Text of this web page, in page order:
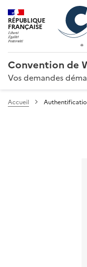
RÉPUBLIQUE
FRANÇAISE
Convention de
Vos demandes
Accueil